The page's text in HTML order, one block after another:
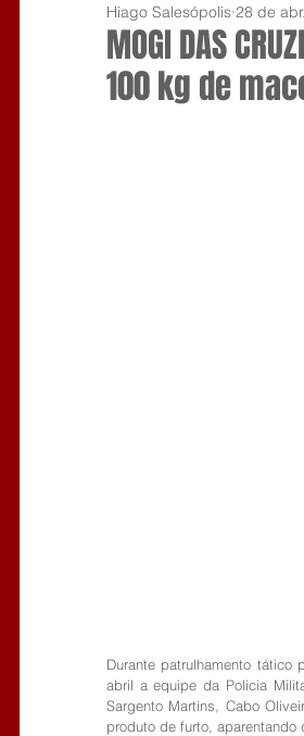
MOGI DAS
100 kg de
Hiago Salesópolis 28 de
Durante patrulhamento
abril a equipe da Policia
Sargento Martins, Cabo
produto de furto, aparentando